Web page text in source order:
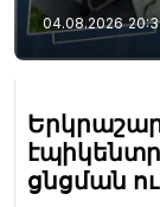
04.08.2026
ցնցման